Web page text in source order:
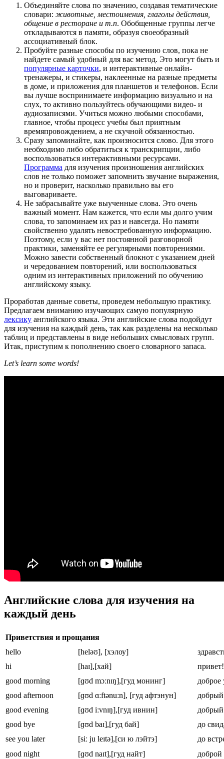
Объединяйте слова по значению, создавая тематические
словари: животные, местоимения, глаголы действия,
общение в ресторане и т.п. Обобщенные группы легче
откладываются в памяти, образуя своеобразный
ассоциативный блок.
Пробуйте разные способы по изучению слов, пока не
найдете самый удобный для вас метод. Это могут быть и
популярные карточки, и интерактивные онлайн-
тренажеры, и стикеры, наклеенные на разные предметы
в доме, и приложения для планшетов и телефонов. Если
вы лучше воспринимаете информацию визуально и на
слух, то активно пользуйтесь обучающими видео- и
аудиозаписями. Учиться можно любыми способами,
главное, чтобы процесс учебы был приятным
времяпровождением, а не скучной обязанностью.
Сразу запоминайте, как произносится слово. Для этого
необходимо либо обратиться к транскрипции, либо
воспользоваться интерактивными ресурсами.
Программа для изучения произношения английских
слов не только поможет запомнить звучание выражения,
но и проверит, насколько правильно вы его
выговариваете.
Не забрасывайте уже выученные слова. Это очень
важный момент. Нам кажется, что если мы долго учим
слова, то запоминаем их раз и навсегда. Но памяти
свойственно удалять невостребованную информацию.
Поэтому, если у вас нет постоянной разговорной
практики, заменяйте ее регулярными повторениями.
Можно завести собственный блокнот с указанием дней
и чередованием повторений, или воспользоваться
одним из интерактивных приложений по обучению
английскому языку.
Проработав данные советы, проведем небольшую практику.
Предлагаем вниманию изучающих самую популярную
лексику английского языка. Эти английские слова подойдут
для изучения на каждый день, так как разделены на несколько
таблиц и представлены в виде небольших смысловых групп.
Итак, приступим к пополнению своего словарного запаса.
Let’s learn some words!
Английские слова для изучения на
каждый день
Приветствия и прощания
hello
[heləʊ], [хэлоу]
hi
[haɪ],[хай]
привет!
good morning
[ɡʊd mɔːnɪŋ],[гуд монинг]
доброе
good afternoon
[ɡʊd ɑːftənuːn], [гуд афтэнун]
good evening
[ɡʊd iːvnɪŋ],[гуд ивнин]
good bye
[ɡʊd baɪ],[гуд бай]
до
see you later
[siː ju leɪtə],[си ю лэйтэ]
до
good night
[ɡʊd naɪt],[гуд найт]